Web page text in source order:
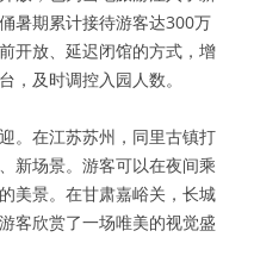
暑期累计接待游客达300万
开放、延迟闭馆的方式，增
，及时调控入园人数。
。在江苏苏州，同里古镇打
新场景。游客可以在夜间乘
美景。在甘肃嘉峪关，长城
客欣赏了一场唯美的视觉盛